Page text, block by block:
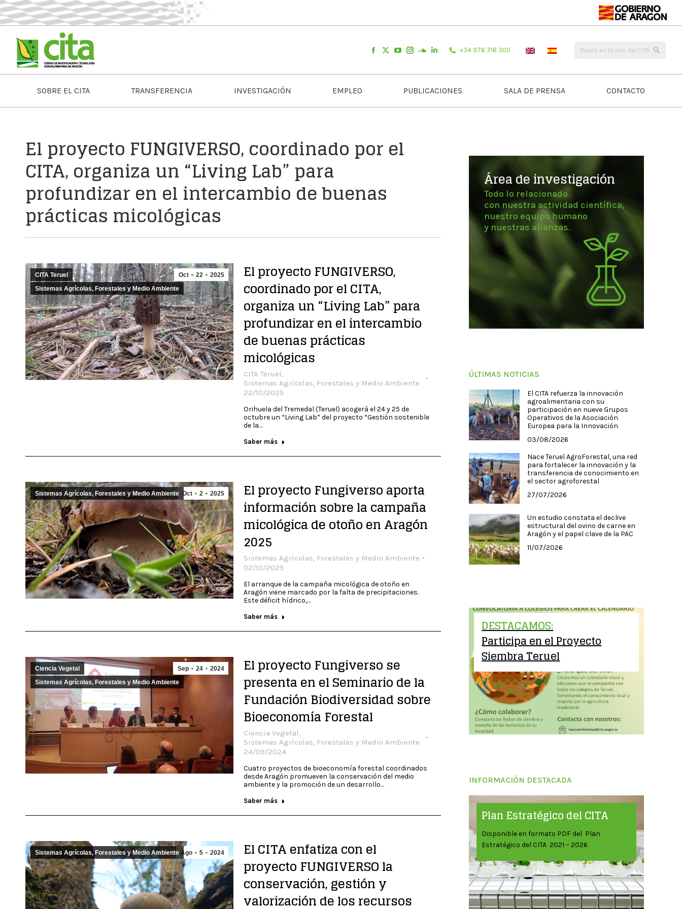
+34 976 716 300
SOBRE EL CITA TRANSFERENCIA INVESTIGACIÓN EMPLEO PUBLICACIONES SALA DE PRENSA CONTACTO
El proyecto FUNGIVERSO, coordinado por el
CITA, organiza un “Living Lab” para
profundizar en el intercambio de buenas
prácticas micológicas
Oct 22 2025
CITA Teruel
Sistemas Agrícolas, Forestales y Medio Ambiente
El proyecto FUNGIVERSO,
coordinado por el CITA,
organiza un “Living Lab” para
profundizar en el intercambio
de buenas prácticas
micológicas
CITA Teruel,
Sistemas Agrícolas, Forestales y Medio Ambiente
22/10/2025
Orihuela del Tremedal (Teruel) acogerá el 24 y 25 de
octubre un “Living Lab” del proyecto “Gestión sostenible
de la…
Saber más
Oct 2 2025
Sistemas Agrícolas, Forestales y Medio Ambiente El proyecto Fungiverso aporta
información sobre la campaña
micológica de otoño en Aragón
2025
Sistemas Agrícolas, Forestales y Medio Ambiente
02/10/2025
El arranque de la campaña micológica de otoño en
Aragón viene marcado por la falta de precipitaciones.
Este déficit hídrico,…
Saber más
Sep 24 2024
Ciencia Vegetal
Sistemas Agrícolas, Forestales y Medio Ambiente
El proyecto Fungiverso se
presenta en el Seminario de la
Fundación Biodiversidad sobre
Bioeconomía Forestal
Ciencia Vegetal,
Sistemas Agrícolas, Forestales y Medio Ambiente
24/09/2024
Cuatro proyectos de bioeconomía forestal coordinados
desde Aragón promueven la conservación del medio
ambiente y la promoción de un desarrollo…
Saber más
Ago 5 2024
Sistemas Agrícolas, Forestales y Medio Ambiente El CITA enfatiza con el
proyecto FUNGIVERSO la
conservación, gestión y
valorización de los recursos
Área de investigación
Todo lo relacionado
con nuestra actividad científica,
nuestro equipo humano
y nuestras alianzas.
ÚLTIMAS NOTICIAS
El CITA refuerza la innovación
agroalimentaria con su
participación en nueve Grupos
Operativos de la Asociación
Europea para la Innovación
03/08/2026
Nace Teruel AgroForestal, una red
para fortalecer la innovación y la
transferencia de conocimiento en
el sector agroforestal
27/07/2026
Un estudio constata el declive
estructural del ovino de carne en
Aragón y el papel clave de la PAC
11/07/2026
DESTACAMOS:
Participa en el Proyecto
Siembra Teruel
INFORMACIÓN DESTACADA
Plan Estratégico del CITA
Disponible en formato PDF del Plan
Estratégico del CITA 2021 – 2026